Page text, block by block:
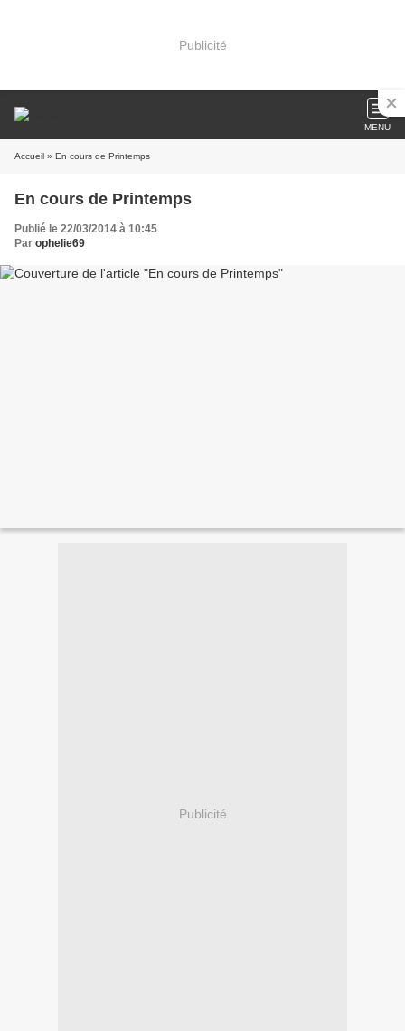
Publicité
MENU
Accueil » En cours de Printemps
En cours de Printemps
Publié le 22/03/2014 à 10:45
Par ophelie69
Publicité